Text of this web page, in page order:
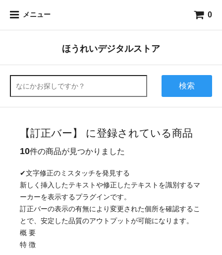
メニュー 0
ほうれいデジタルストア
検索
【訂正バー】 に登録されている商品
10件の商品が見つかりました
✔文字修正のミスタッチを発見する
新しく挿入したテキストや修正したテキストを識別するマ
ーカーを表示するプラグインです。
訂正バーの表示の有無により変更された個所を確認するこ
とで、安定した品質のアウトプットが可能になります。
概 要
特 徴